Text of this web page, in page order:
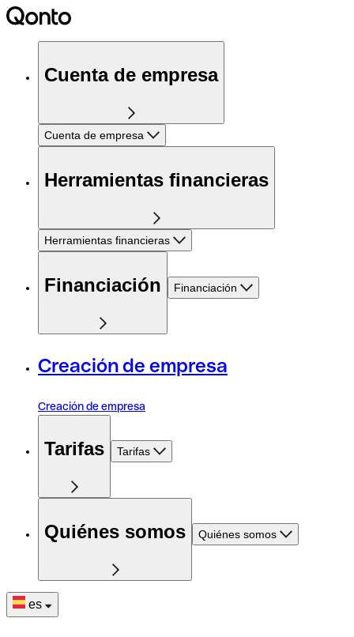
Cuenta de empresa
Cuenta de empresa
Herramientas financieras
Herramientas financieras
Financiación Financiación
Creación de empresa
Creación de empresa
Tarifas Tarifas
Quiénes somos Quiénes somos
es